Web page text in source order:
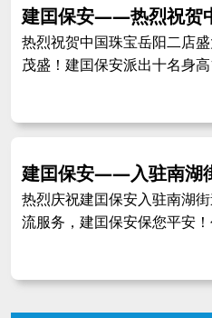
建囯保安——热烈祝贺
热烈祝贺中国珠宝岳阳二店
茂盛！建囯保安派出十名身
建囯保安——入驻南湖
热烈庆祝建囯保安入驻南湖
流服务，建囯保安保您平安